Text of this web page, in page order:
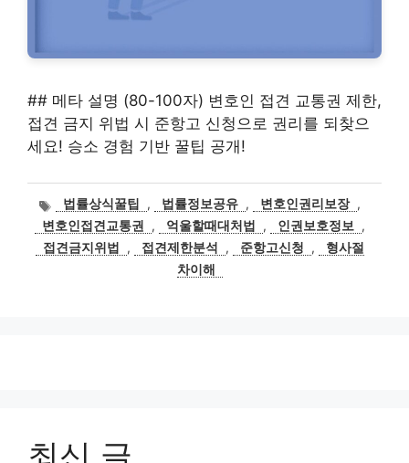
## 메타 설명 (80-100자) 변호인 접견 교통권 제한,
접견 금지 위법 시 준항고 신청으로 권리를 되찾으
세요! 승소 경험 기반 꿀팁 공개!
태
그
법률상식꿀팁 , 법률정보공유 , 변호인권리보장 ,
변호인접견교통권
, 억울할때대처법 , 인권보호정보
,
접견금지위법
, 접견제한분석 , 준항고신청 ,
형사절
차이해
최신 글